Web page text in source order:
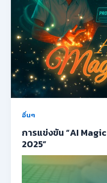
อื่นๆ
การแข่งขัน “AI
2025”